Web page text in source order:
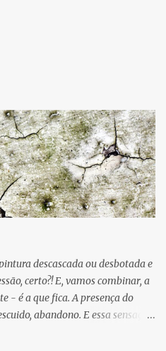
descascada ou desbotada e
certo?! E, vamos combinar, a
- é a que fica. A presença do
abandono. E essa sensação,